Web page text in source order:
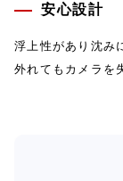
安心設計
浮上性があり沈み
外れてもカメラを